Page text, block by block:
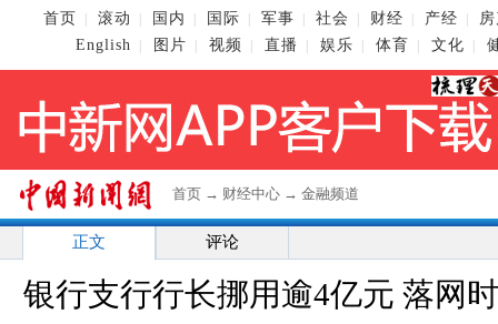
首页 滚动 国内 国际 军事 社会 财经 产经
English
图片 视频 直播 娱乐 体育 文化
首页 → 财经中心 → 金融频道
正文 评论
银行支行行长挪用逾4亿元 落网